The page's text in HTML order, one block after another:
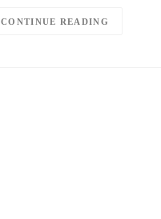
CONTINUE READING